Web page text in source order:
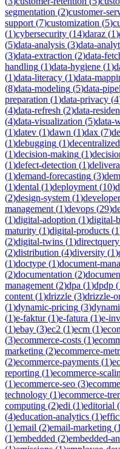
segmentation (2)customer-
support (7)customization (5)
(1)cybersecurity (14)daraz (1)
(5)data-analysis (3)data-
(3)data-extraction (2)data-
handling (1)data-hygiene (1)
(1)data-literacy (1)data-
(8)data-modeling (5)data-
preparation (1)data-privacy (4
(4)data-refresh (2)data-
(4)data-visualization (5)data-
(1)datev (1)dawn (1)dax (7)
(1)debugging (1)decentralized
(1)decision-making (1)
(1)defect-detection (1)
(1)demand-forecasting (3)
(1)dental (1)deployment (10)
(2)design-system (1)developer
management (1)devops (29)
(1)digital-adoption (1)digital-
maturity (1)digital-products (1
(2)digital-twins (1)directquery
(2)distribution (4)diversity (1)
(1)doctype (1)document-
(2)documentation (2)
management (2)dpa (1)dpdp (
content (1)drizzle (3)drizzle-
(1)dynamic-pricing (3)
(1)e-faktur(1)e-fatura (1)e-
(1)ebay (3)ec2 (1)ecm (1)
(3)ecommerce-costs (1)
marketing (2)ecommerce-
(2)ecommerce-payments (1)
reporting (1)ecommerce-
(1)ecommerce-seo (3)
technology (1)ecommerce-
computing (2)edi (1)editorial (
(4)education-analytics (1)
(1)email (2)email-marketing (
(1)embedded (2)embedded-